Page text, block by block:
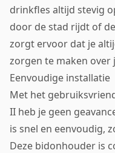
drinkfles altijd stevig
door de stad rijdt of
zorgt ervoor dat je
zorgen te maken over
Eenvoudige installatie
Met het
II heb je geen
is snel en eenvoudig,
Deze bidonhouder is